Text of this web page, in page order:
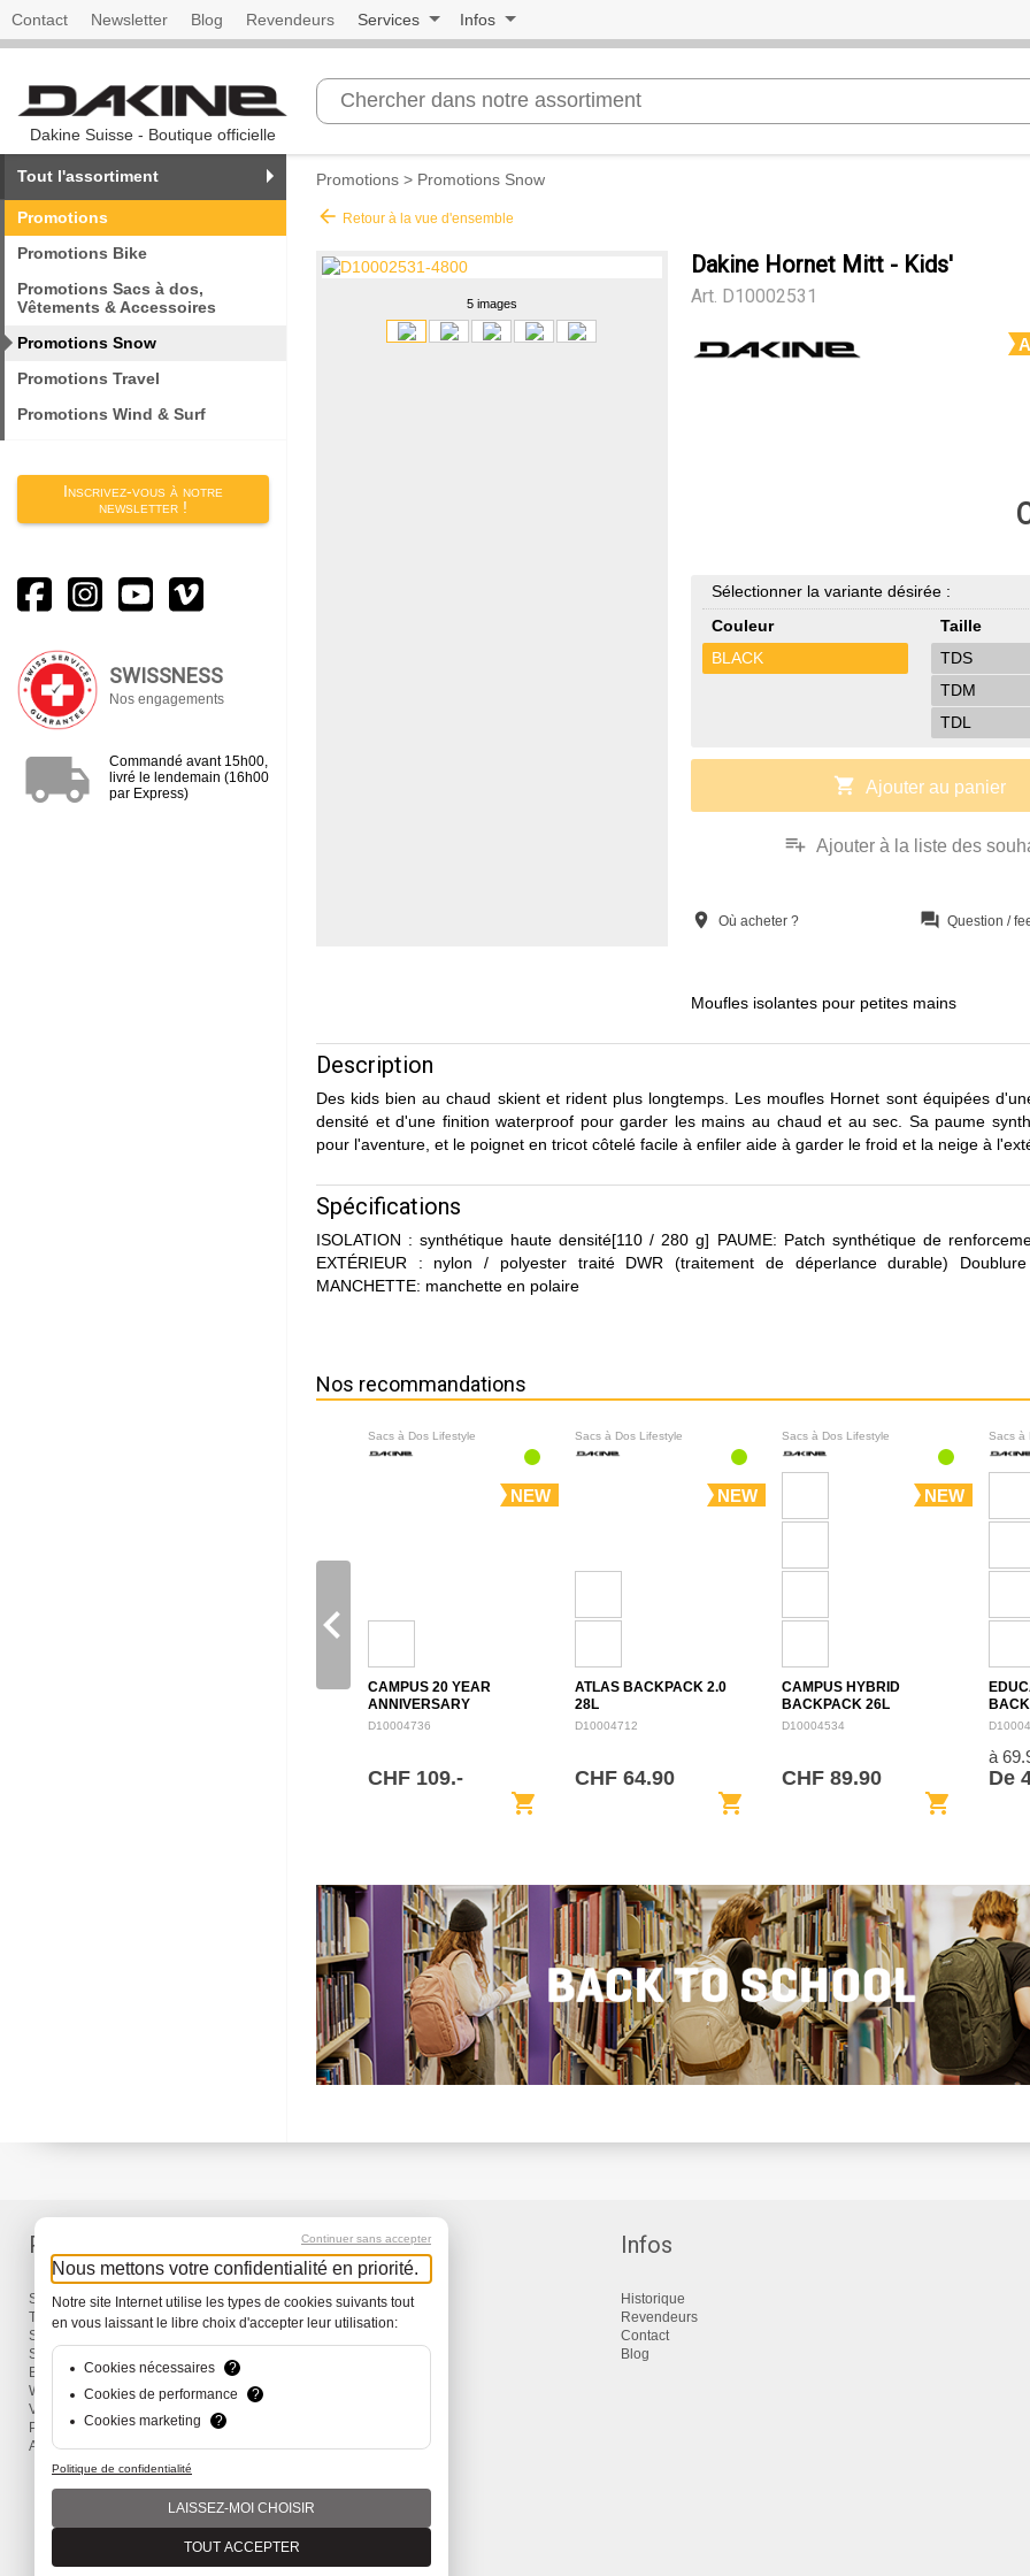
Contact Newsletter Blog Revendeurs Services Infos
Dakine Suisse - Boutique officielle
Tout l'assortiment
Promotions
Promotions Bike
Promotions Sacs à dos,
Vêtements & Accessoires
Promotions Snow
Promotions Travel
Promotions Wind & Surf
Inscrivez-vous à notre
newsletter !
SWISSNESS
Nos engagements
local_shipping
Commandé avant 15h00,
livré le lendemain (16h00
par Express)
Promotions > Promotions Snow
arrow_back Retour à la vue d'ensemble
5 images
Dakine Hornet Mitt - Kids'
Art. D10002531
Sélectionner la variante désirée :
Couleur
BLACK
Taille
TDS
TDM
TDL
shopping_cart Ajouter au panier
playlist_add Ajouter à la liste des
location_on Où acheter ? question_answer Question /
Moufles isolantes pour petites mains
Description
Des kids bien au chaud skient et rident plus longtemps. Les moufles Hornet sont équipées
densité et d'une finition waterproof pour garder les mains au chaud et au sec. Sa paume
pour l'aventure, et le poignet en tricot côtelé facile à enfiler aide à garder le froid et la neige à
Spécifications
ISOLATION : synthétique haute densité[110 / 280 g] PAUME: Patch synthétique de
EXTÉRIEUR : nylon / polyester traité DWR (traitement de déperlance durable)
MANCHETTE: manchette en polaire
Nos recommandations
Sacs à Dos Lifestyle
NEW
CAMPUS 20 YEAR
ANNIVERSARY
BACKPACK 28L
D10004736
CHF 109.-
shopping_cart
Sacs à Dos Lifestyle
NEW
ATLAS BACKPACK 2.0
28L
D10004712
CHF 64.90
shopping_cart
Sacs à Dos Lifestyle
NEW
CAMPUS HYBRID
BACKPACK 26L
D10004534
CHF 89.90
shopping_cart
Sacs à
à
De
navigate_before
Produits
Sacs à dos et Sacs
Travel
Snow
Surf
Bike
Wind
Vêtements et Accessoires
Promotions
Actions
Services
Livraison
Garantie
Infos
Historique
Revendeurs
Contact
Blog
Continuer sans accepter
Nous mettons votre confidentialité en priorité.
Notre site Internet utilise les types de cookies suivants tout
en vous laissant le libre choix d'accepter leur utilisation:
Cookies nécessaires
?
Cookies de performance
?
Cookies marketing
?
Politique de confidentialité
LAISSEZ-MOI CHOISIR
TOUT ACCEPTER